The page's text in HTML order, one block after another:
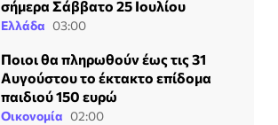
σήμερα Σάββατο 25 Ιουλίου
Ελλάδα 03:00
Ποιοι θα πληρωθούν έως τις 31
Αυγούστου το έκτακτο επίδομα
παιδιού 150 ευρώ
Οικονομία 02:00